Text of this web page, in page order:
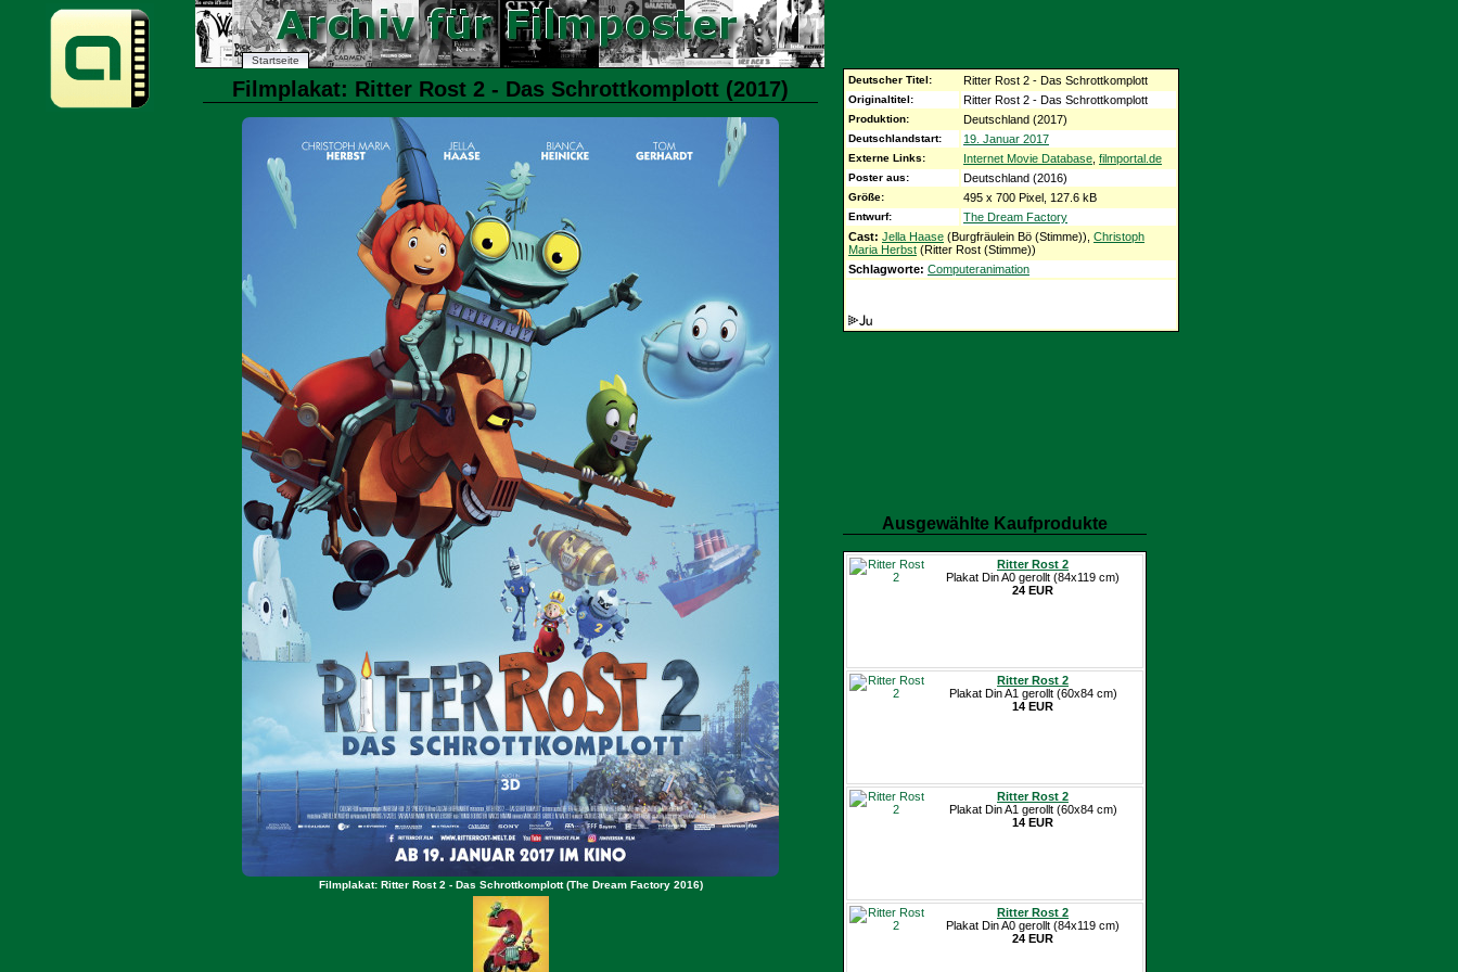
Startseite
Filmplakat: Ritter Rost 2 - Das Schrottkomplott (2017)
Filmplakat: Ritter Rost 2 - Das Schrottkomplott (The Dream Factory 2016)
Deutscher Titel: Ritter Rost 2 - Das Schrottkomplott
Originaltitel: Ritter Rost 2 - Das Schrottkomplott
Produktion: Deutschland (2017)
Deutschlandstart: 19. Januar 2017
Externe Links: Internet Movie Database filmportal.de
Poster aus: Deutschland (2016)
Größe: 495 x 700 Pixel, 127.6 kB
Entwurf:
The Dream Factory
Cast: Jella Haase (Burgfräulein Bö (Stimme)), Christoph
Maria Herbst (Ritter Rost (Stimme))
Schlagworte: Computeranimation
Ausgewählte Kaufprodukte
Ritter Rost 2
Plakat Din A0 gerollt (84x119 cm)
24 EUR
Ritter Rost 2
Plakat Din A1 gerollt (60x84 cm)
14 EUR
Ritter Rost 2
Plakat Din A1 gerollt (60x84 cm)
14 EUR
Ritter Rost 2
Plakat Din A0 gerollt (84x119 cm)
24 EUR